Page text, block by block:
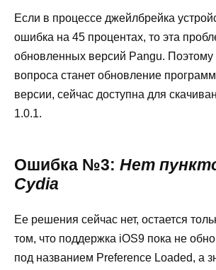
Если в процессе джейлбрейка
ошибка на 45 процентах, то эта
обновленных версий Pangu.
вопроса станет обновление
версии, сейчас доступна для
1.0.1.
Ошибка №3: Нет
Cydia
Ее решения сейчас нет, остается
том, что поддержка iOS9 пока не
под названием Preference Loaded, а